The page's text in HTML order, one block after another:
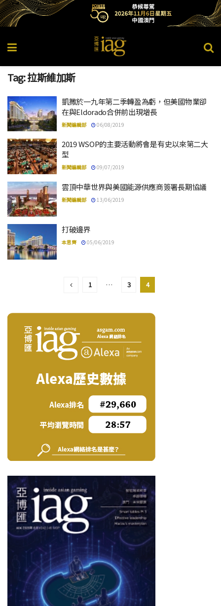
Tag:拉斯維加斯
凱撒於一九年第二季轉盈為虧，但美國物業卻
在與Eldorado合併前出現增長
新聞編輯部 06/08/2019
2019 WSOP的主要活動將會是有史以來第二大
型
新聞編輯部 09/07/2019
雲頂中華世界與美國能源供應商簽署長期協議
新聞編輯部 13/06/2019
打破邊界
本思齊 05/06/2019
1 … 3 4